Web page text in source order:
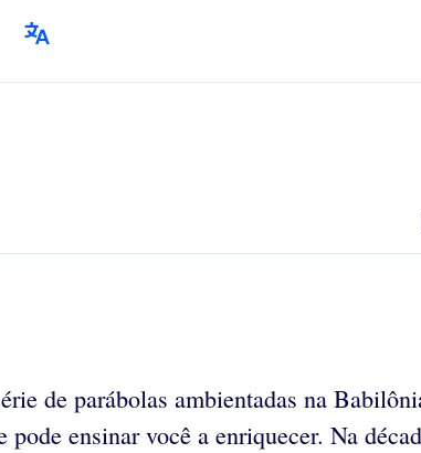
de parábolas ambientadas na
ensinar você a enriquecer. Na